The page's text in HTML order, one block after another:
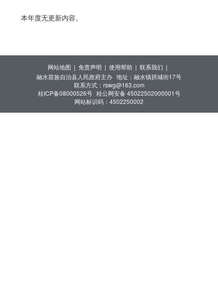
本年度无更新内容。
网站地图 | 免责声明 | 使用帮助 | 联系我们 |
融水苗族自治县人民政府主办 地址：融水镇拱城街17号
联系方式：rswg@163.com
桂ICP备08000526号 桂公网安备 45022502000001号
网站标识码：4502250002